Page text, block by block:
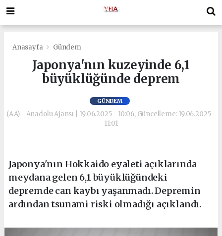
Anasayfa Gündem
Japonya'nın kuzeyinde 6,1
büyüklüğünde deprem
GÜNDEM
(AA) - Anadolu Ajansı | 19.06.2025 - 10:06, Güncelleme: 19.06.2025 -
11:01
Japonya'nın Hokkaido eyaleti açıklarında
meydana gelen 6,1 büyüklüğündeki
depremde can kaybı yaşanmadı. Depremin
ardından tsunami riski olmadığı açıklandı.